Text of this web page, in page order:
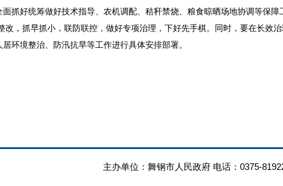
抓好统筹做好技术指导、农机调配、秸秆禁烧、粮食晾晒场地协调等保
，抓早抓小，联防联控，做好专项治理，下好先手棋。同时，要在长效
境整治、防汛抗旱等工作进行具体安排部署。
主办单位：舞钢市人民政府 电话：0375-